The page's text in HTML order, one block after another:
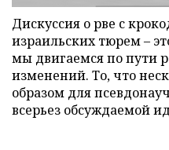
Дискуссия о рве с
израильских тюрем –
мы двигаемся по пути
изменений. То, что
образом для
всерьез обсуждаемой